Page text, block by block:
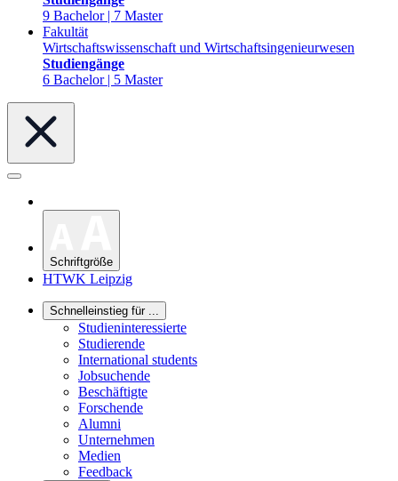
9 Bachelor | 7 Master
Fakultät
Wirtschaftswissenschaft und Wirtschaftsingenieurwesen
Studiengänge
6 Bachelor | 5 Master
Schriftgröße
HTWK Leipzig
Schnelleinstieg für ...
Studieninteressierte
Studierende
International students
Jobsuchende
Beschäftigte
Forschende
Alumni
Unternehmen
Medien
Feedback